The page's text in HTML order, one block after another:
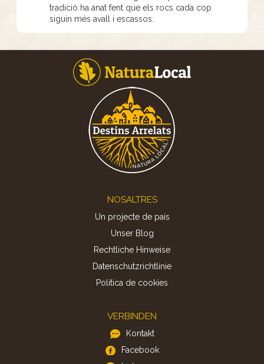
tradició ha anat fent que els rocs cada cop
siguin més avall i escassos.
NOSALTRES
Un projecte de país
Unser Blog
Rechtliche Hinweise
Datenschutzrichtlinie
Politica de cookies
VERBINDEN
Kontakt
Facebook